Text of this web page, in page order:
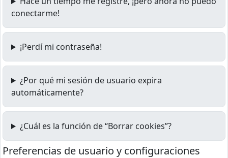
conectarme!
¡Perdí mi contraseña!
¿Por qué mi sesión de usuario expira
automáticamente?
¿Cuál es la función de “Borrar cookies”?
Preferencias de usuario y configuraciones